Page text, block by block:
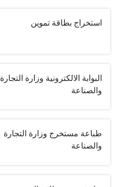
استخراج بطاقة تموين
البوابة الالكترونية وزارة التجارة
والصناعة
طباعة مستخرج وزارة التجارة
والصناعة